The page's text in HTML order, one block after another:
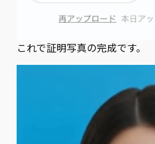
これで証明写真の完成です。